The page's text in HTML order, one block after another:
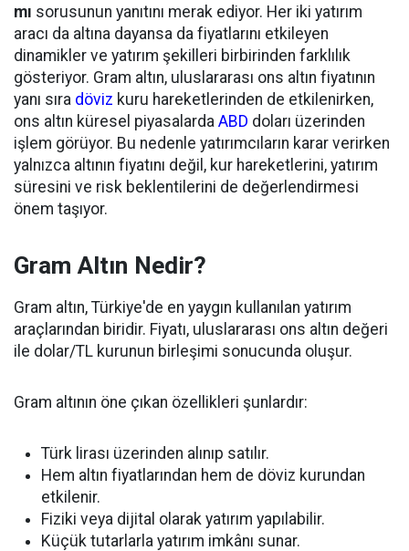
mı sorusunun yanıtını merak ediyor. Her iki yatırım
aracı da altına dayansa da fiyatlarını etkileyen
dinamikler ve yatırım şekilleri birbirinden farklılık
gösteriyor. Gram altın, uluslararası ons altın fiyatının
yanı sıra döviz kuru hareketlerinden de etkilenirken,
ons altın küresel piyasalarda ABD doları üzerinden
işlem görüyor. Bu nedenle yatırımcıların karar verirken
yalnızca altının fiyatını değil, kur hareketlerini, yatırım
süresini ve risk beklentilerini de değerlendirmesi
önem taşıyor.
Gram Altın Nedir?
Gram altın, Türkiye'de en yaygın kullanılan yatırım
araçlarından biridir. Fiyatı, uluslararası ons altın değeri
ile dolar/TL kurunun birleşimi sonucunda oluşur.
Gram altının öne çıkan özellikleri şunlardır:
Türk lirası üzerinden alınıp satılır.
Hem altın fiyatlarından hem de döviz kurundan
etkilenir.
Fiziki veya dijital olarak yatırım yapılabilir.
Küçük tutarlarla yatırım imkânı sunar.